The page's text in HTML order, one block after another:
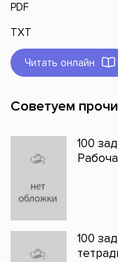
PDF
TXT
Читать онлайн
Советуем
100
100